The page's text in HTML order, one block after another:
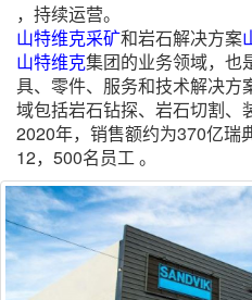
，持续运营。
山特维克采矿和岩石解决方案
山特维克集团的业务领域，也
具、零件、服务和技术解决方
域包括岩石钻探、岩石切割、
2020年，销售额约为370亿瑞
12，500名员工 。